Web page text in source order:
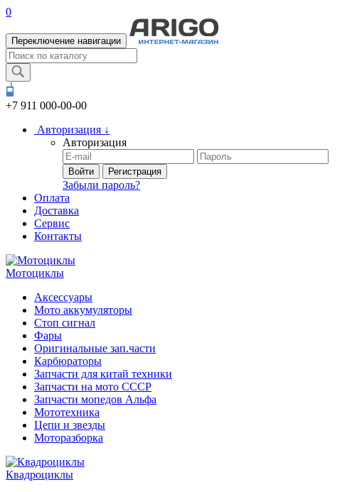
0
Переключение навигации
+7 911 000-00-00
Авторизация ↓
Авторизация
Войти Регистрация
Забыли пароль?
Оплата
Доставка
Сервис
Контакты
Мотоциклы
Аксессуары
Мото аккумуляторы
Стоп сигнал
Фары
Оригинальные зап.части
Карбюраторы
Запчасти для китай техники
Запчасти на мото СССР
Запчасти мопедов Альфа
Мототехника
Цепи и звезды
Моторазборка
Квадроциклы